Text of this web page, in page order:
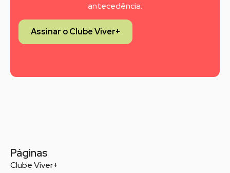
antecedência.
Assinar o Clube Viver+
Páginas
Clube Viver+